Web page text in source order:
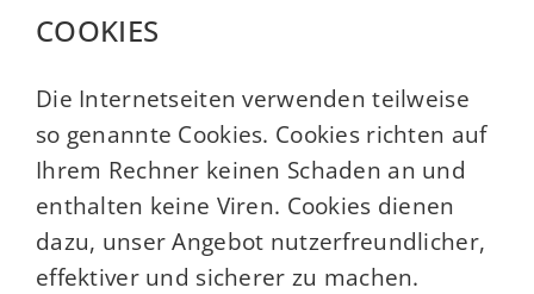
COOKIES
Die Internetseiten verwenden teilweise
so genannte Cookies. Cookies richten auf
Ihrem Rechner keinen Schaden an und
enthalten keine Viren. Cookies dienen
dazu, unser Angebot nutzerfreundlicher,
effektiver und sicherer zu machen.